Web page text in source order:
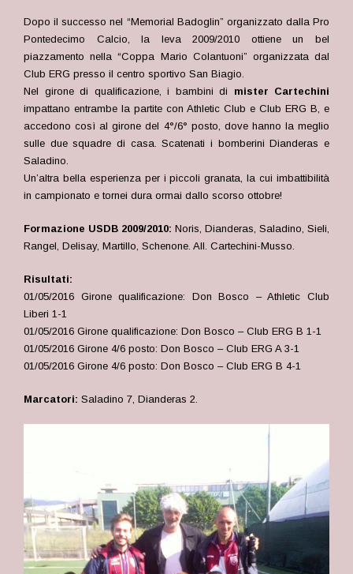
Dopo il successo nel “Memorial Badoglin” organizzato dalla Pro
Pontedecimo Calcio, la leva 2009/2010 ottiene un bel
piazzamento nella “Coppa Mario Colantuoni” organizzata dal
Club ERG presso il centro sportivo San Biagio.
Nel girone di qualificazione, i bambini di mister Cartechini
impattano entrambe la partite con Athletic Club e Club ERG B, e
accedono così al girone del 4°/6° posto, dove hanno la meglio
sulle due squadre di casa. Scatenati i bomberini Dianderas e
Saladino.
Un’altra bella esperienza per i piccoli granata, la cui imbattibilità
in campionato e tornei dura ormai dallo scorso ottobre!
Formazione USDB 2009/2010: Noris, Dianderas, Saladino, Sieli,
Rangel, Delisay, Martillo, Schenone. All. Cartechini-Musso.
Risultati:
01/05/2016 Girone qualificazione: Don Bosco – Athletic Club
Liberi 1-1
01/05/2016 Girone qualificazione: Don Bosco – Club ERG B 1-1
01/05/2016 Girone 4/6 posto: Don Bosco – Club ERG A 3-1
01/05/2016 Girone 4/6 posto: Don Bosco – Club ERG B 4-1
Marcatori: Saladino 7, Dianderas 2.